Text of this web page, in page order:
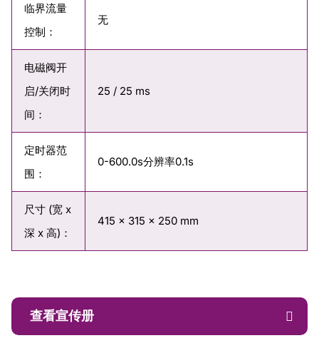
临界流量
控制：
无
电磁阀开
启/关闭时
间：
25 / 25 ms
定时器范
围：
0-600.0s分辨率0.1s
尺寸 (宽 x
深 x 高)：
415 x 315 x 250 mm
查看宣传册